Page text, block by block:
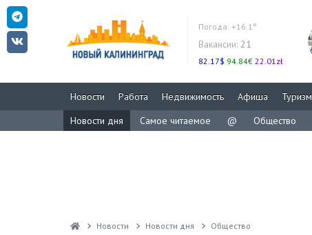
Погода: +16.1°
Вакансии: 21
82.17$ 94.84€ 22.01zł
Новости Работа Недвижимость Афиша Туризм
Новости дня
Самое читаемое @ Общество
Новости Новости дня Общество